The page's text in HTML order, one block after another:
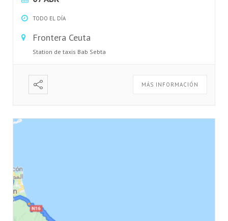
TODO EL DÍA
Frontera Ceuta
Station de taxis Bab Sebta
MÁS INFORMACIÓN